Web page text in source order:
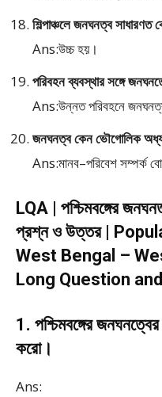
শিল্পাঞ্চলে জনঘনত্ব সাধারণত
Ans:উচ্চ হয়।
পরিবহন ব্যবস্থার সঙ্গে
Ans:উন্নত পরিবহনে
জনঘনত্ব কেন ভৌগোলিক
Ans:মানব–পরিবেশ সম্পর্ক
LQA | পশ্চিমবঙ্গের
প্রশ্ন ও উত্তর |
West Bengal –
Long Question
1. পশ্চিমবঙ্গের
করো।
Ans: